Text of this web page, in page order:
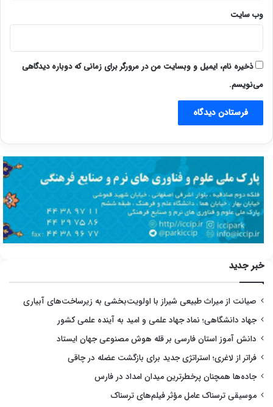
وب‌ سایت
ذخیره نام، ایمیل و وبسایت من در مرورگر برای زمانی که دوباره دیدگاهی
می‌نویسم.
خبر جدید
صیانت از میراث طبیعی شیراز با اولویت‌بخشی به زیرساخت‌های آبیاری
جهاد دانشگاهی؛ نماد جهاد علمی و امید به آینده علمی کشور
دانش آموز استان فارسی بر قله هوش مصنوعی جهان ایستاد
فراتر از لاغری؛ استراتژی جدید برای بازگشت عضله در چاقی
جاده‌ها همچنان پرخطرترین میدان امداد در فارس
موسیقی ترسناک عامل مؤثر فیلم‌های ترسناک